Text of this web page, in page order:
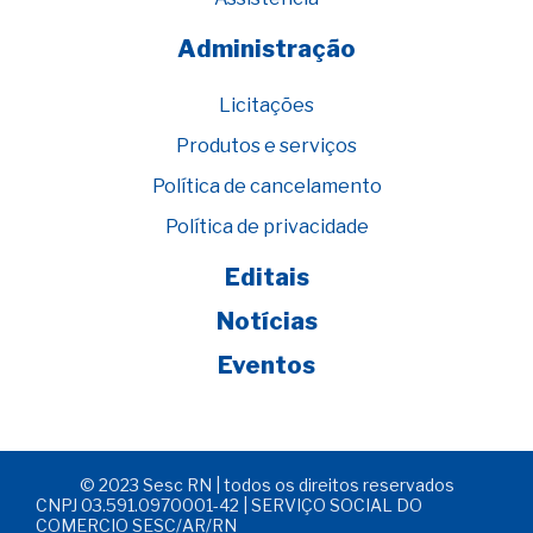
Administração
Licitações
Produtos e serviços
Política de cancelamento
Política de privacidade
Editais
Notícias
Eventos
© 2023 Sesc RN | todos os direitos reservados
CNPJ 03.591.0970001-42 | SERVIÇO SOCIAL DO
COMERCIO SESC/AR/RN